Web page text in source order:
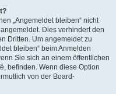
„Angemeldet bleiben“ nicht
Dies verhindert den
Dritten. Um angemeldet zu
bleiben“ beim Anmelden
Sie sich an einem öffentlichen
befinden. Wenn diese Option
von der Board-